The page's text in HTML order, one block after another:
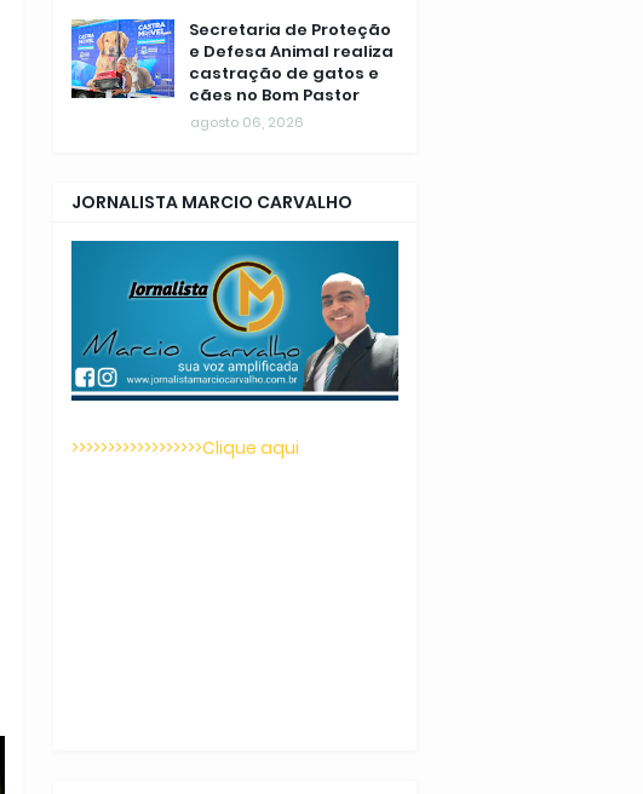
Secretaria de Proteção
e Defesa Animal realiza
castração de gatos e
cães no Bom Pastor
agosto 06, 2026
JORNALISTA MARCIO CARVALHO
>>>>>>>>>>>>>>>>>>Clique aqui